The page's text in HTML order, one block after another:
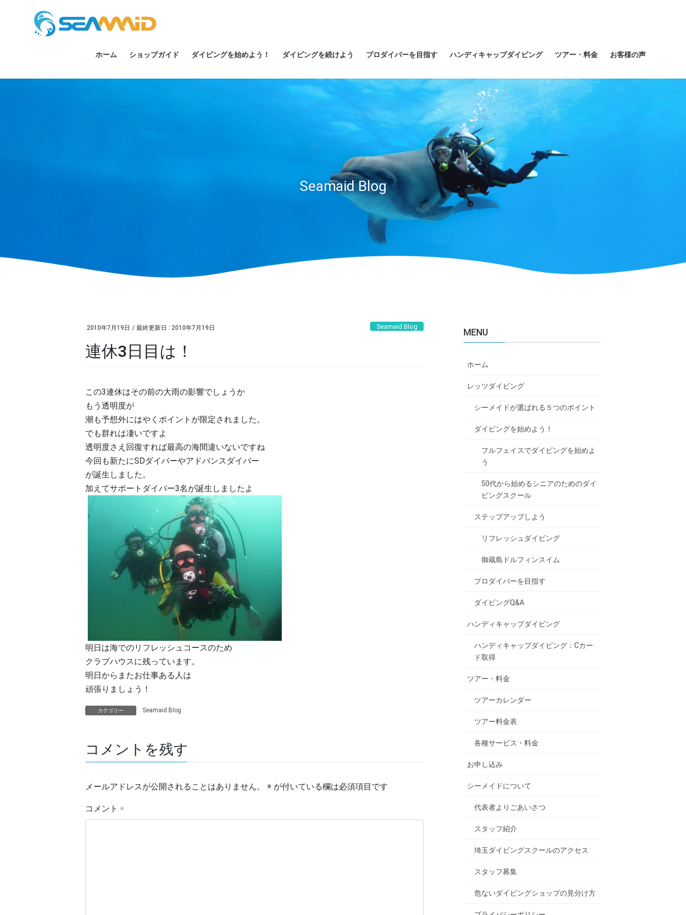
ホーム ショップガイド ダイビングを始めよう！ ダイビングを続けよう プロダイバーを目指す ハンディキャップダイビング ツアー・料金 お客様の声
Seamaid Blog
2010年7月19日 / 最終更新日 : 2010年7月19日 Seamaid Blog
連休3日目は！
この3連休はその前の大雨の影響でしょうか
もう透明度が
潮も予想外にはやくポイントが限定されました。
でも群れは凄いですよ
透明度さえ回復すれば最高の海間違いないですね
今回も新たにSDダイバーやアドバンスダイバー
が誕生しました。
加えてサポートダイバー3名が誕生しましたよ
明日は海でのリフレッシュコースのため
クラブハウスに残っています。
明日からまたお仕事ある人は
頑張りましょう！
カテゴリー Seamaid Blog
コメントを残す
メールアドレスが公開されることはありません。 ※ が付いている欄は必須項目です
コメント ※
MENU
ホーム
レッツダイビング
シーメイドが選ばれる５つのポイント
ダイビングを始めよう！
フルフェイスでダイビングを始めよ
う
50代から始めるシニアのためのダイ
ビングスクール
ステップアップしよう
リフレッシュダイビング
御蔵島ドルフィンスイム
プロダイバーを目指す
ダイビングQ&A
ハンディキャップダイビング
ハンディキャップダイビング：Cカー
ド取得
ツアー・料金
ツアーカレンダー
ツアー料金表
各種サービス・料金
お申し込み
シーメイドについて
代表者よりごあいさつ
スタッフ紹介
埼玉ダイビングスクールのアクセス
スタッフ募集
危ないダイビングショップの見分け方